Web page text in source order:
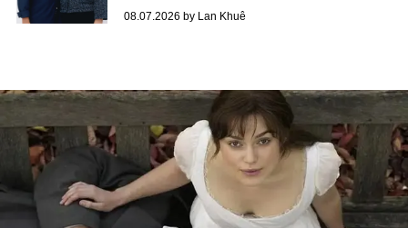
08.07.2026 by Lan Khuê